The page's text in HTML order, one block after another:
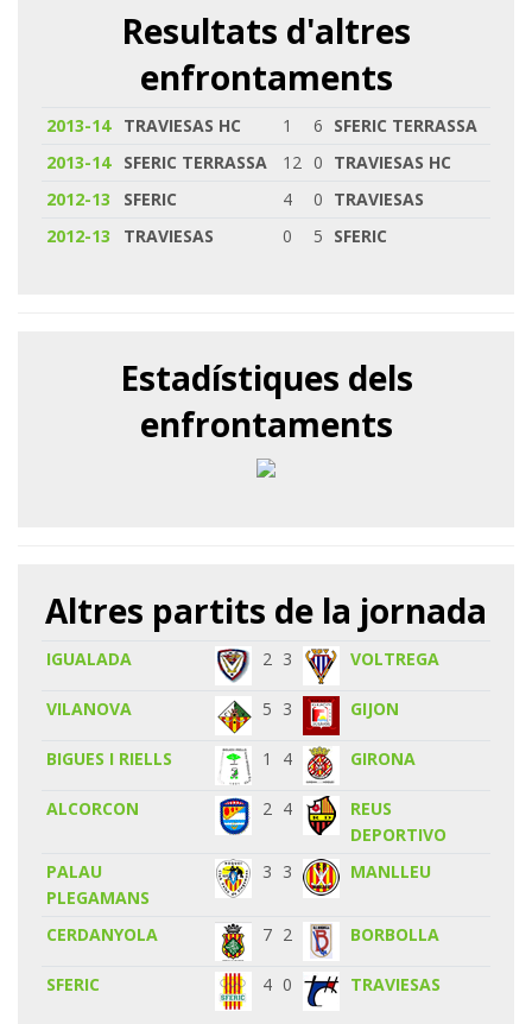
Resultats d'altres
enfrontaments
2013-14 TRAVIESAS HC 1 6 SFERIC TERRASSA
2013-14
SFERIC TERRASSA 12 0 TRAVIESAS HC
2012-13
SFERIC 4 0 TRAVIESAS
2012-13
TRAVIESAS 0 5 SFERIC
Estadístiques dels
enfrontaments
Altres partits de la jornada
IGUALADA 2 3 VOLTREGA
VILANOVA 5 3 GIJON
BIGUES I RIELLS 1 4 GIRONA
ALCORCON 2 4
REUS
DEPORTIVO
PALAU
PLEGAMANS
3 3 MANLLEU
CERDANYOLA 7 2 BORBOLLA
SFERIC 4 0 TRAVIESAS